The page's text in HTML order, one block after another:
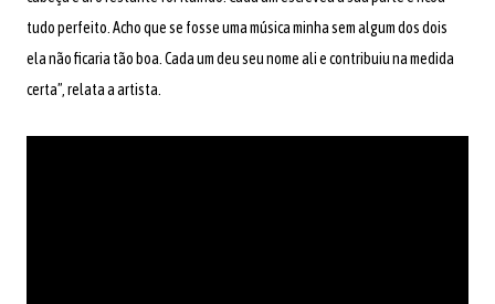
tudo perfeito. Acho que se fosse uma música minha sem algum dos dois
ela não ficaria tão boa. Cada um deu seu nome ali e contribuiu na medida
certa”, relata a artista.